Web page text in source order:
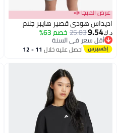
3
عرض الميجا 📣
اديداس هودي قصير هايبر جلام
د.ك‏9.54
25.83خصم 63%
أقل سعر في السنة
أقل سعر في السنة
احصل عليه خلال 11 - 12